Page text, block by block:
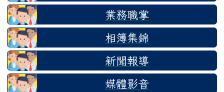
業務職掌
相簿集錦
新聞報導
媒體影音